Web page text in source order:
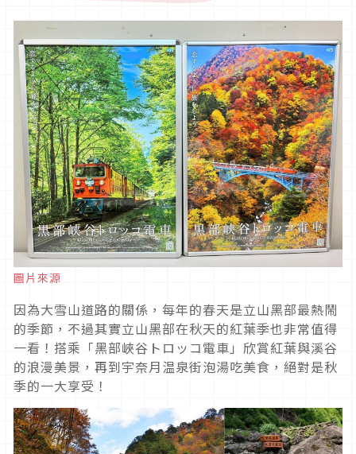
圖片來源
因為大雪山道路的關係，每年的春天是立山黑部最熱鬧
的季節，不過其實立山黑部在秋天的紅葉季也非常值得
一看！搭乘「黑部峽谷トロッコ電車」欣賞紅葉與溪谷
的浪漫美景，再到宇奈月温泉街泡湯吃美食，絕對是秋
季的一大享受！